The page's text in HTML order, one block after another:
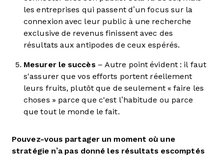
les entreprises qui passent d’un focus sur la
connexion avec leur public à une recherche
exclusive de revenus finissent avec des
résultats aux antipodes de ceux espérés.
Mesurer le succès – Autre point évident : il faut
s'assurer que vos efforts portent réellement
leurs fruits, plutôt que de seulement « faire les
choses » parce que c'est l’habitude ou parce
que tout le monde le fait.
Pouvez-vous partager un moment où une
stratégie n’a pas donné les résultats escomptés